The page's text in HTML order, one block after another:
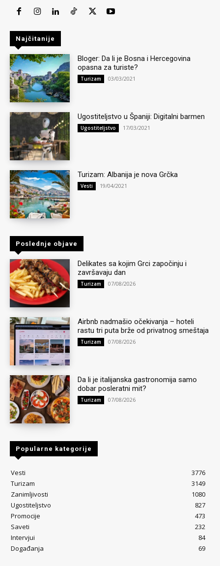
Najčitanije
Bloger: Da li je Bosna i Hercegovina
opasna za turiste?
Turizam 03/03/2021
Ugostiteljstvo u Španiji: Digitalni barmen
Ugostiteljstvo 17/03/2021
Turizam: Albanija je nova Grčka
Vesti 19/04/2021
Poslednje objave
Delikates sa kojim Grci započinju i
završavaju dan
Turizam 07/08/2026
Airbnb nadmašio očekivanja – hoteli
rastu tri puta brže od privatnog smeštaja
Turizam 07/08/2026
Da li je italijanska gastronomija samo
dobar posleratni mit?
Turizam 07/08/2026
Popularne kategorije
Vesti
3776
Turizam
3149
Zanimljivosti
1080
Ugostiteljstvo
827
Promocije
473
Saveti
232
Intervjui
84
Događanja
69